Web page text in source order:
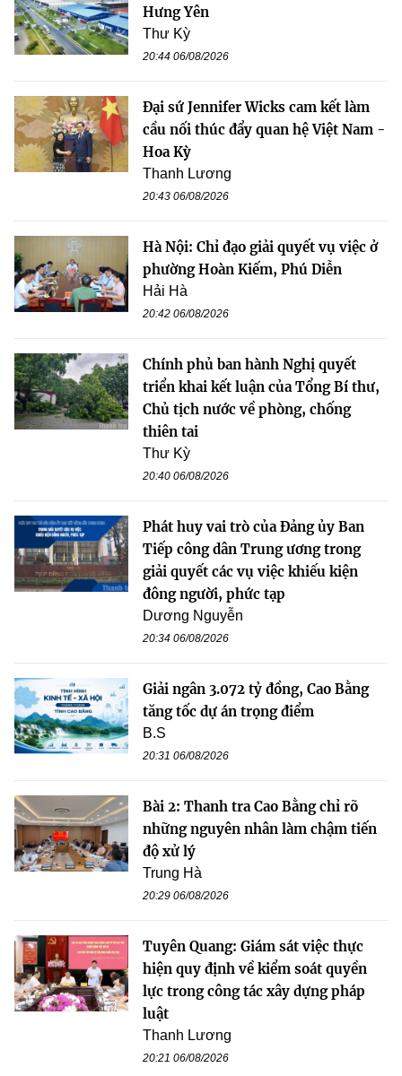
Hưng Yên
Thư Kỳ
20:44 06/08/2026
Đại sứ Jennifer Wicks cam kết làm
cầu nối thúc đẩy quan hệ Việt Nam -
Hoa Kỳ
Thanh Lương
20:43 06/08/2026
Hà Nội: Chỉ đạo giải quyết vụ việc ở
phường Hoàn Kiếm, Phú Diễn
Hải Hà
20:42 06/08/2026
Chính phủ ban hành Nghị quyết
triển khai kết luận của Tổng Bí thư,
Chủ tịch nước về phòng, chống
thiên tai
Thư Kỳ
20:40 06/08/2026
Phát huy vai trò của Đảng ủy Ban
Tiếp công dân Trung ương trong
giải quyết các vụ việc khiếu kiện
đông người, phức tạp
Dương Nguyễn
20:34 06/08/2026
Giải ngân 3.072 tỷ đồng, Cao Bằng
tăng tốc dự án trọng điểm
B.S
20:31 06/08/2026
Bài 2: Thanh tra Cao Bằng chỉ rõ
những nguyên nhân làm chậm tiến
độ xử lý
Trung Hà
20:29 06/08/2026
Tuyên Quang: Giám sát việc thực
hiện quy định về kiểm soát quyền
lực trong công tác xây dựng pháp
luật
Thanh Lương
20:21 06/08/2026